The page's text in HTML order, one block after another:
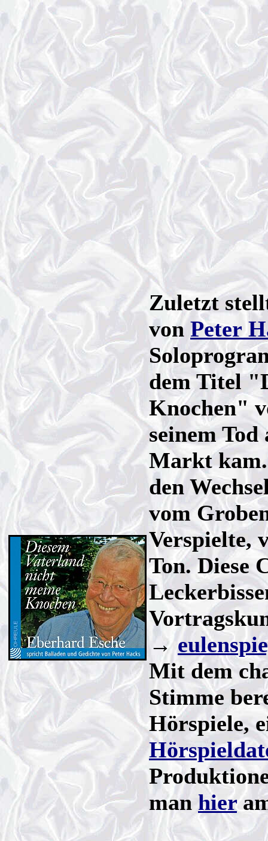
Zuletzt
vonPeter
dem Titel
Knochen"
seinem
Markt
den
vom
Verspielte,
Ton. Diese
→
Mit dem
Stimme
Hörspiele,
man hier